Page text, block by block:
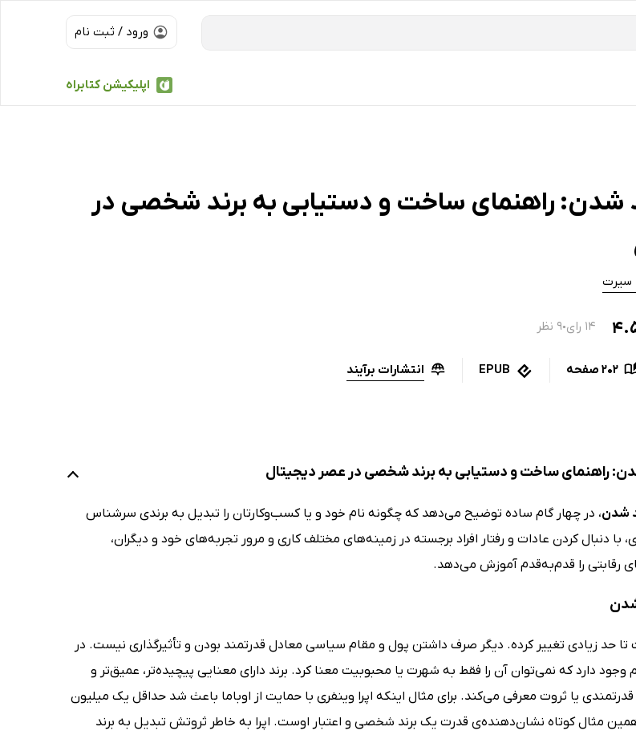
ورود / ثبت نام
اپلیکیشن کتابراه
شدن: راهنمای ساخت و دستیابی به برند شخصی در
سیرت
۱۴ رای ● ۹ نظر
202 صفحه EPUB انتشارات برآیند
راهنمای ساخت و دستیابی به برند شخصی در عصر دیجیتال
شدن، در چهار گام ساده توضیح می‌دهد که چگونه نام خود و یا کسب‌وکارتان را تبدیل به برندی سرشناس
با دنبال کردن عادات و رفتار افراد برجسته در زمینه‌های مختلف کاری و مرور تجربه‌های خود و دیگران،
رقابتی را قدم‌به‌قدم آموزش می‌دهد.
شدن
تا حد زیادی تغییر کرده. دیگر صرف داشتن پول و مقام سیاسی معادل قدرتمند بودن و تأثیرگذاری نیست. در
دارد که نمی‌توان آن را فقط به شهرت یا محبوبیت معنا کرد. برند دارای معنایی پیچیده‌تر، عمیق‌تر و
قدرتمندی یا ثروت معرفی می‌کند. برای مثال اینکه اپرا وینفری با حمایت از اوباما باعث شد حداقل یک میلیون
همین مثال کوتاه نشان‌دهنده‌ی قدرت یک برند شخصی و اعتبار اوست. اپرا به خاطر ثروتش تبدیل به برند